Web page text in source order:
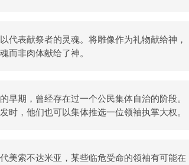
代表献祭者的灵魂。将雕像作为礼物献给神，
而非肉体献给了神。
早期，曾经存在过一个公民集体自治的阶段。
时，他们也可以集体推选一位领袖执掌大权。
美索不达米亚，某些临危受命的领袖有可能在